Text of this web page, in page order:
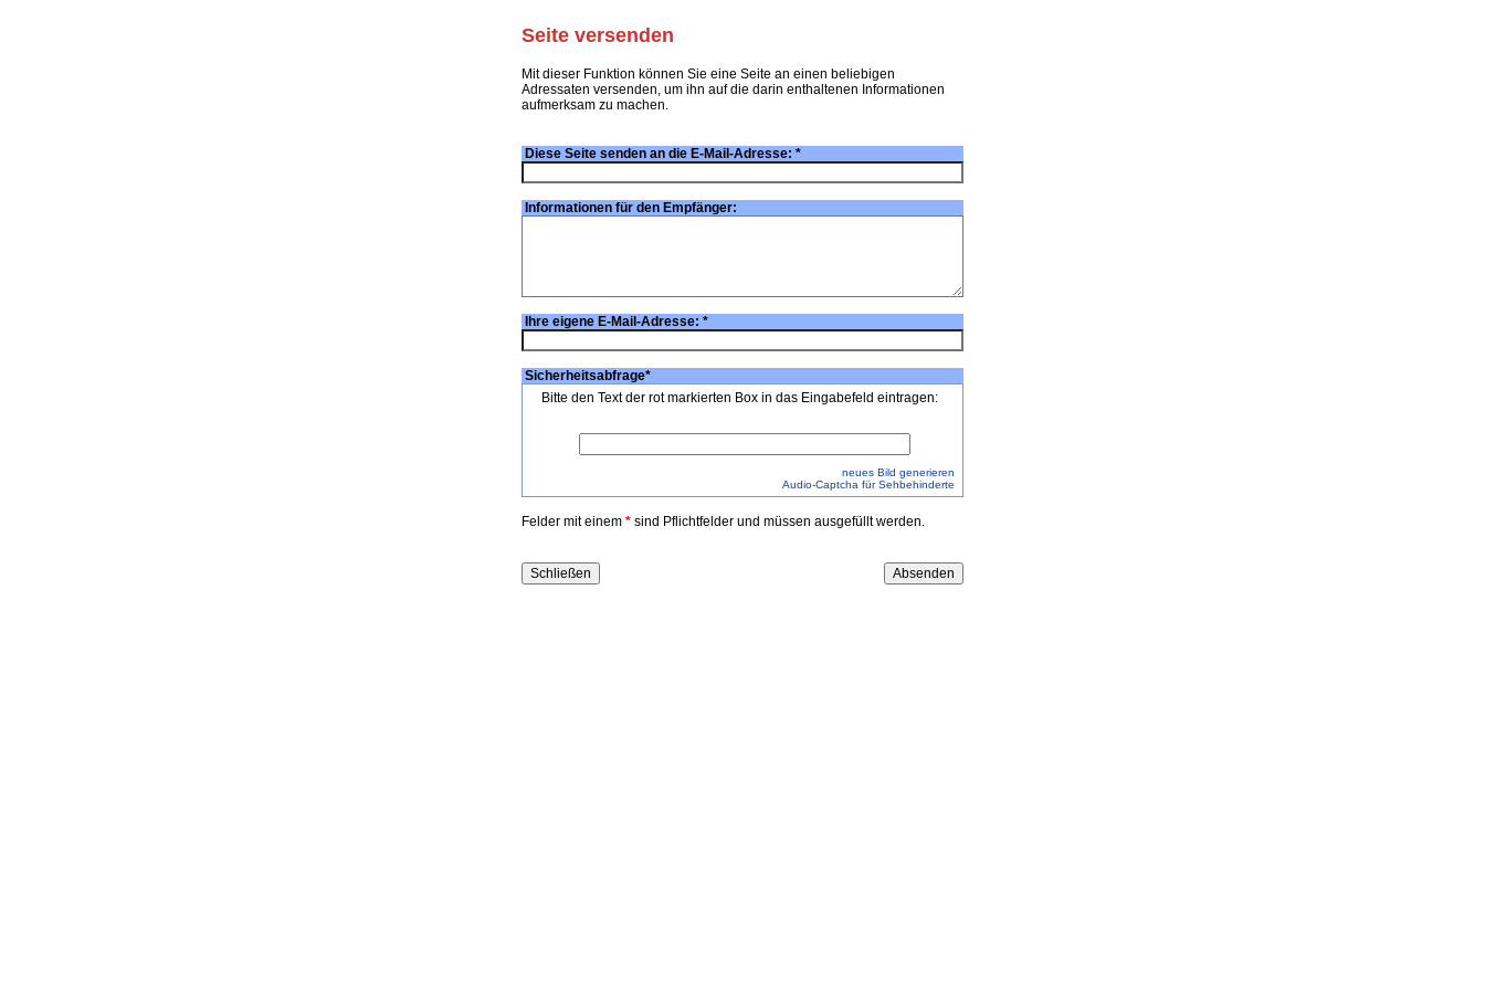
Seite versenden
Mit dieser Funktion können Sie eine Seite an einen beliebigen
Adressaten versenden, um ihn auf die darin enthaltenen Informationen
aufmerksam zu machen.
Diese Seite senden an die E-Mail-Adresse: *
Informationen für den Empfänger:
Ihre eigene E-Mail-Adresse: *
Sicherheitsabfrage*
Bitte den Text der rot markierten Box in das Eingabefeld eintragen:
neues Bild generieren
Audio-Captcha für Sehbehinderte
Felder mit einem * sind Pflichtfelder und müssen ausgefüllt werden.